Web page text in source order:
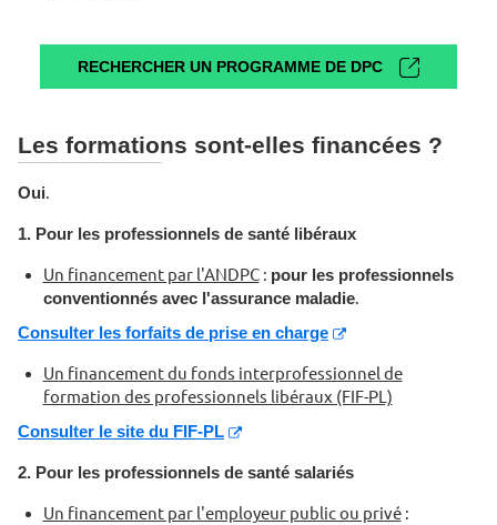
RECHERCHER UN PROGRAMME DE DPC
Les formations sont-elles financées ?
Oui.
1. Pour les professionnels de santé libéraux
Un financement par l'ANDPC: pour les professionnels
conventionnés avec l'assurance maladie.
Consulter les forfaits de prise en charge
Un financement du fonds interprofessionnel de
formation des professionnels libéraux (FIF-PL)
Consulter le site du FIF-PL
2. Pour les professionnels de santé salariés
Un financement par l'employeur public ou privé: